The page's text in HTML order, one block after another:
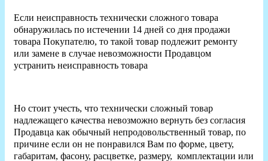
Если неисправность технически сложного товара
обнаружилась по истечении 14 дней со дня продажи
товара Покупателю, то такой товар подлежит ремонту
или замене в случае невозможности Продавцом
устранить неисправность товара
Но стоит учесть, что технически сложный товар
надлежащего качества невозможно вернуть без согласия
Продавца как обычный непродовольственный товар, по
причине если он не понравился Вам по форме, цвету,
габаритам, фасону, расцветке, размеру, комплектации или